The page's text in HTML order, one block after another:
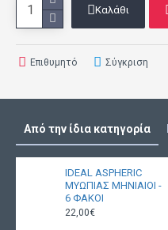
Καλάθι
Επιθυμητό Σύγκριση
Από την ίδια κατηγορία
IDEAL ASPHERIC
ΜΥΩΠΙΑΣ ΜΗΝΙΑΙΟΙ -
6 ΦΑΚΟΙ
22,00€